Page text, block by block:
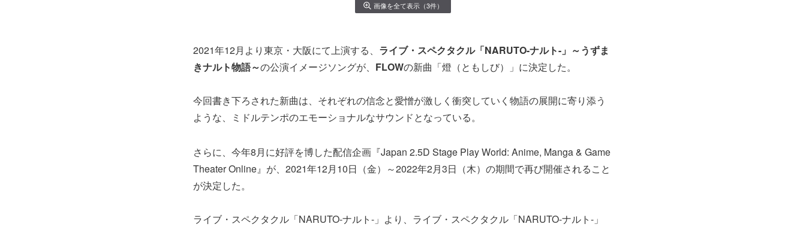
画像を全て表示（3件）
2021年12月より東京・大阪にて上演する、 ライブ・スペクタクル「NARUTO-ナルト-」～うずま
きナルト物語～の公演イメージソングが、 FLOWの新曲「燈（ともしび）」に決定した。
今回書き下ろされた新曲は、それぞれの信念と愛憎が激しく衝突していく物語の展開に寄り添う
ような、ミドルテンポのエモーショナルなサウンドとなっている。
さらに、今年8月に好評を博した配信企画『Japan 2.5D Stage Play World: Anime, Manga & Game
Theater Online』が、2021年12月10日（金）～2022年2月3日（木）の期間で再び開催されること
が決定した。
ライブ・スペクタクル「NARUTO-ナルト-」より、ライブ・スペクタクル「NARUTO-ナルト-」